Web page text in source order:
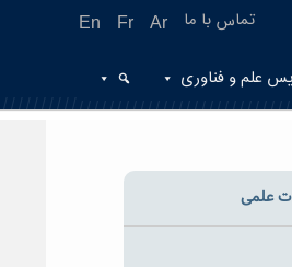
En Fr Ar تماس با ما
علم و فناوری
علمی